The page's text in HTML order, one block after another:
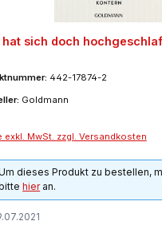
hat sich doch
442-17874-2
Goldmann
exkl. MwSt. zzgl. Versandkosten
dieses Produkt zu bestellen,
hieran.